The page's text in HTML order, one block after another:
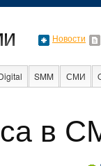
Новости
SMM СМИ
в